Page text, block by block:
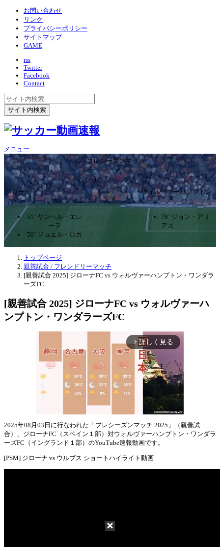
お問い合わせ
リンク
プライバシーポリシー
サイトマップ
GAME
rss
Twitter
Facebook
Contact
メニュー
プレシーズンマッ
チ
2ｰ1
ジローナ
ウォルヴァーハンプトン
51’ ヤンヘル・エレ
ーラ
56’ ジョエル・ロカ
78’ ジョン・アリ
アス
トップページ
親善試合 / フレンドリーマッチ
[親善試合 2025] ジローナFC vs ウォルヴァーハンプトン・ワンダラ
ーズFC
[親善試合 2025] ジローナFC vs ウォルヴァーハ
ンプトン・ワンダラーズFC
arrow_forward_ios 詳しく見る
Mute
2025年08月03日に行なわれた「プレシーズンマッチ 2025」（親善試
合）、ジローナFC（スペイン１部）対ウォルヴァーハンプトン・ワンダラ
ーズFC（イングランド１部）のYouTube速報動画です。
[PSM] ジローナ vs ウルブス ショートハイライト動画